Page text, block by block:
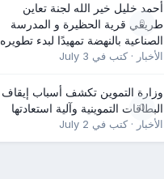
0
أحمد خليل خير الله لجنة تعاين
طريقي قرية الحظيرة و المدرسة
الصناعية بالنهضة تمهيدًا لبدء تطويره
الأخبار · كتب في July 3
0
وزارة التموين تكشف أسباب إيقاف
البطاقات التموينية وآلية استعادتها
الأخبار · كتب في July 2